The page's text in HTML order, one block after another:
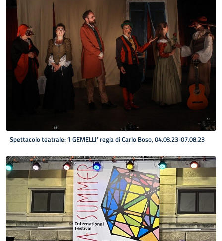
Spettacolo teatrale: ‘I GEMELLI’ regia di Carlo Boso, 04.08.23-07.08.23